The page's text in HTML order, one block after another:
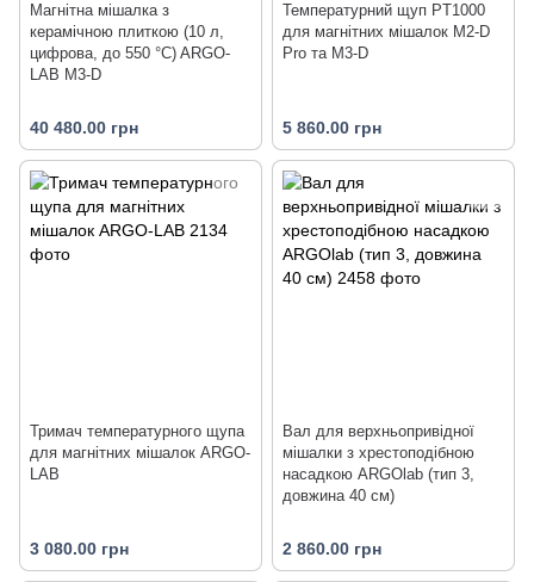
Магнітна мішалка з
керамічною плиткою (10 л,
цифрова, до 550 °C) ARGO-
LAB M3-D
40 480.00 грн
Температурний щуп PT1000
для магнітних мішалок M2-D
Pro та M3-D
5 860.00 грн
Тримач температурного щупа
для магнітних мішалок ARGO-
LAB
3 080.00 грн
Вал для верхньопривідної
мішалки з хрестоподібною
насадкою ARGOlab (тип 3,
довжина 40 см)
2 860.00 грн